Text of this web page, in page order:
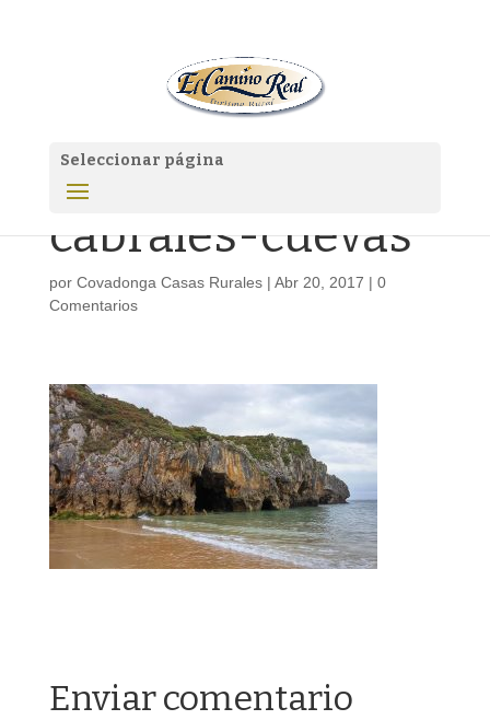
Seleccionar página
cabrales-cuevas
por Covadonga Casas Rurales| Abr 20, 2017 | 0
Comentarios
Enviar comentario